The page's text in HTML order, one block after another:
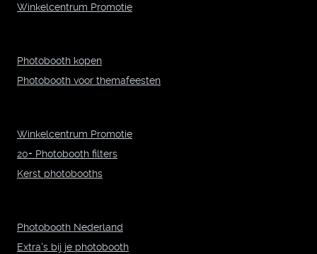
Winkelcentrum Promotie
Photobooth kopen
Photobooth voor themafeesten
Winkelcentrum Promotie
20+ Photobooth filters
Kerst photobooths
Photobooth Nederland
Extra's bij je photobooth